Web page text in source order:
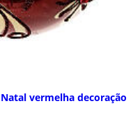
vermelha decoração